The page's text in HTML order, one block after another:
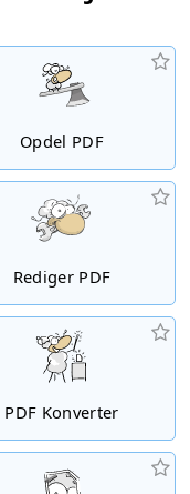
Opdel PDF
Rediger PDF
PDF Konverter